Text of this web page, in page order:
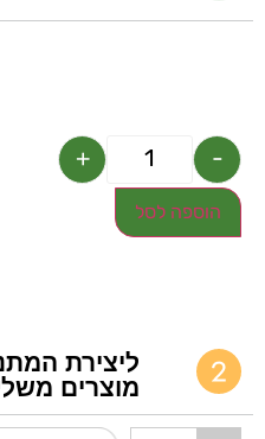
-
+
הוספה לסל
ליצירת
מוצרים